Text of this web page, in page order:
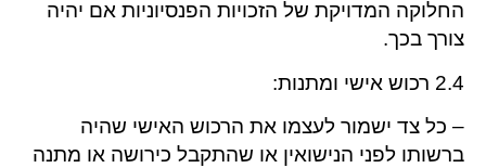
החלוקה המדויקת של הזכויות הפנסיוניות אם יהיה
צורך בכך.
2.4 רכוש אישי ומתנות:
– כל צד ישמור לעצמו את הרכוש האישי שהיה
ברשותו לפני הנישואין או שהתקבל כירושה או מתנה